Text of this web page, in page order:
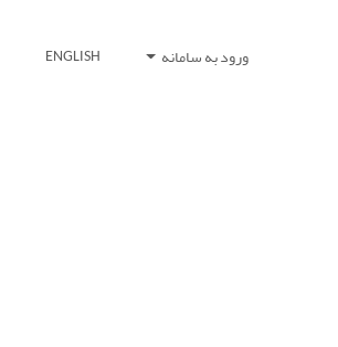
ورود به سامانه ENGLISH